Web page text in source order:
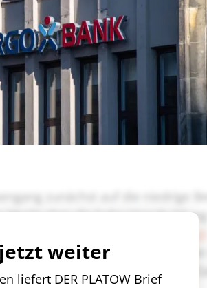
jetzt weiter
liefert DER PLATOW Brief